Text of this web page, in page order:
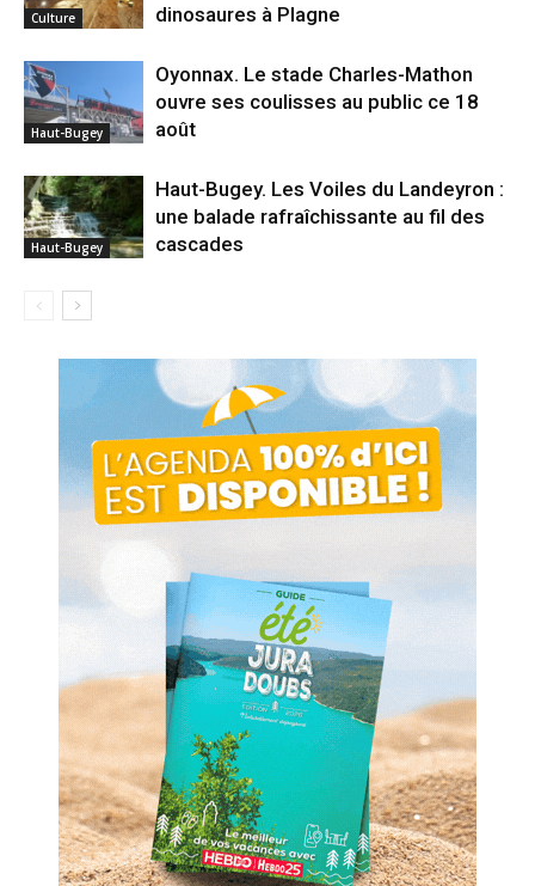
Culture
dinosaures à Plagne
Haut-Bugey
Oyonnax. Le stade Charles-Mathon
ouvre ses coulisses au public ce 18
août
Haut-Bugey
Haut-Bugey. Les Voiles du Landeyron :
une balade rafraîchissante au fil des
cascades